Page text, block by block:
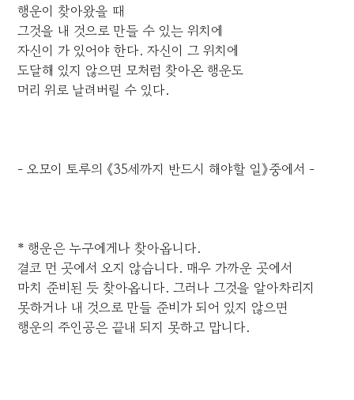
행운이 찾아왔을 때
그것을 내 것으로 만들 수 있는 위치에
자신이 가 있어야 한다. 자신이 그 위치에
도달해 있지 않으면 모처럼 찾아온 행운도
머리 위로 날려버릴 수 있다.
- 오모이 토루의 《35세까지 반드시 해야할 일》중에서 -
* 행운은 누구에게나 찾아옵니다.
결코 먼 곳에서 오지 않습니다. 매우 가까운 곳에서
마치 준비된 듯 찾아옵니다. 그러나 그것을 알아차리지
못하거나 내 것으로 만들 준비가 되어 있지 않으면
행운의 주인공은 끝내 되지 못하고 맙니다.